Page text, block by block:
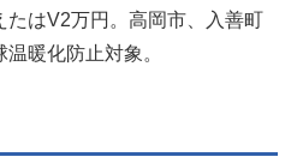
はV2万円。高岡市、入善町
暖化防止対象。